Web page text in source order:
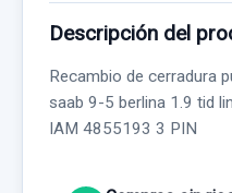
Descripción del
Recambio de cerradura
saab 9-5 berlina 1.9 tid
IAM 4855193 3 PIN